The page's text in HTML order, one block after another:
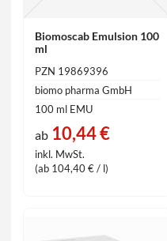
Biomoscab Emulsion 100
ml
PZN 19869396
biomo pharma GmbH
100 ml EMU
ab 10,44 €
inkl. MwSt.
(ab 104,40 € / l)